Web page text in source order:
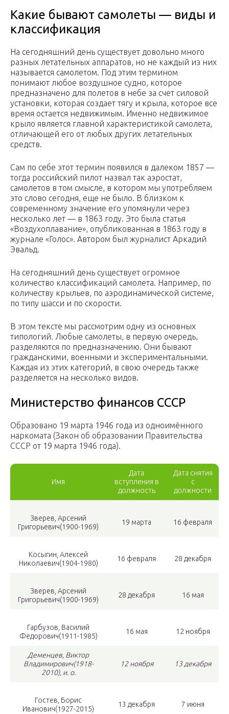
Какие бывают самолеты — виды и
классификация
На сегодняшний день существует довольно много
разных летательных аппаратов, но не каждый из них
называется самолетом. Под этим термином
понимают любое воздушное судно, которое
предназначено для полетов в небе за счет силовой
установки, которая создает тягу и крыла, которое все
время остается недвижимым. Именно недвижимое
крыло является главной характеристикой самолета,
отличающей его от любых других летательных
средств.
Сам по себе этот термин появился в далеком 1857 —
тогда российский пилот назвал так аэростат,
самолетов в том смысле, в котором мы употребляем
это слово сегодня, еще не было. В близком к
современному значение его упомянули через
несколько лет — в 1863 году. Это была статья
«Воздухоплавание», опубликованная в 1863 году в
журнале «Голос». Автором был журналист Аркадий
Эвальд.
На сегодняшний день существует огромное
количество классификаций самолета. Например, по
количеству крыльев, по аэродинамической системе,
по типу шасси и по скорости.
В этом тексте мы рассмотрим одну из основных
типологий. Любые самолеты, в первую очередь,
разделяются по предназначению. Они бывают
гражданскими, военными и экспериментальными.
Каждая из этих категорий, в свою очередь также
разделяется на несколько видов.
Министерство финансов СССР
Образовано 19 марта 1946 года из одноимённого
наркомата (Закон об образовании Правительства
СССР от 19 марта 1946 года).
Имя
Дата
вступления в
должность
Дата снятия
с
должности
Зверев, Арсений
Григорьевич(1900-1969)
19 марта 16 февраля
Косыгин, Алексей
Николаевич(1904-1980)
16 февраля 28 декабря
Зверев, Арсений
Григорьевич(1900-1969)
28 декабря 16 мая
Гарбузов, Василий
Фёдорович(1911-1985)
16 мая 12 ноября
Деменцев, Виктор
Владимирович(1918-
2010), и. о.
12 ноября 13 декабря
Гостев, Борис
Иванович(1927-2015)
13 декабря 7 июня